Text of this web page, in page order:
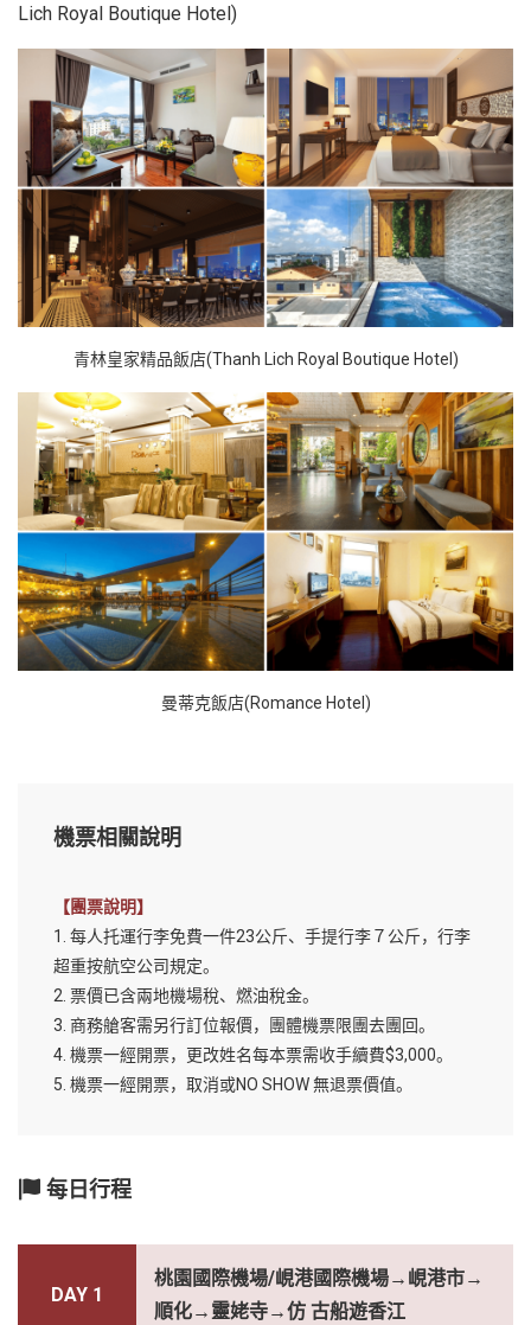
Lich Royal Boutique Hotel)
青林皇家精品飯店(Thanh Lich Royal Boutique Hotel)
曼蒂克飯店(Romance Hotel)
機票相關說明
【團票說明】
1. 每人托運行李免費一件23公斤、手提行李７公斤，行李
超重按航空公司規定。
2. 票價已含兩地機場稅、燃油稅金。
3. 商務艙客需另行訂位報價，團體機票限團去團回。
4. 機票一經開票，更改姓名每本票需收手續費$3,000。
5. 機票一經開票，取消或NO SHOW 無退票價值。
每日行程
DAY 1
桃園國際機場/峴港國際機場→峴港市→
順化→靈姥寺→仿 古船遊香江